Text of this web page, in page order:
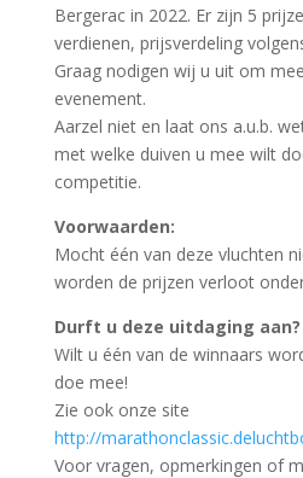
Bergerac in 2022. Er zijn 5
verdienen, prijsverdeling
Graag nodigen wij u uit om
evenement.
Aarzel niet en laat ons a.u.b.
met welke duiven u mee wilt
competitie.
Voorwaarden:
Mocht één van deze vluchten
worden de prijzen verloot
Durft u deze uitdaging aan?
Wilt u één van de winnaars
doe mee!
Zie ook onze site
http://
Voor vragen, opmerkingen of